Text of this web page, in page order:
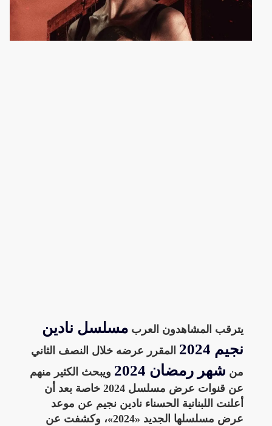
يترقب المشاهدون العربمسلسل نادين
نجيم 2024
المقرر عرضه خلال النصف الثاني
من شهر رمضان 2024
ويبحث الكثير منهم
عن قنوات عرض مسلسل 2024 خاصة بعد أن
أعلنت اللبنانية الحسناء نادين نجيم عن موعد
عرض مسلسلها الجديد «2024»، وكشفت عن